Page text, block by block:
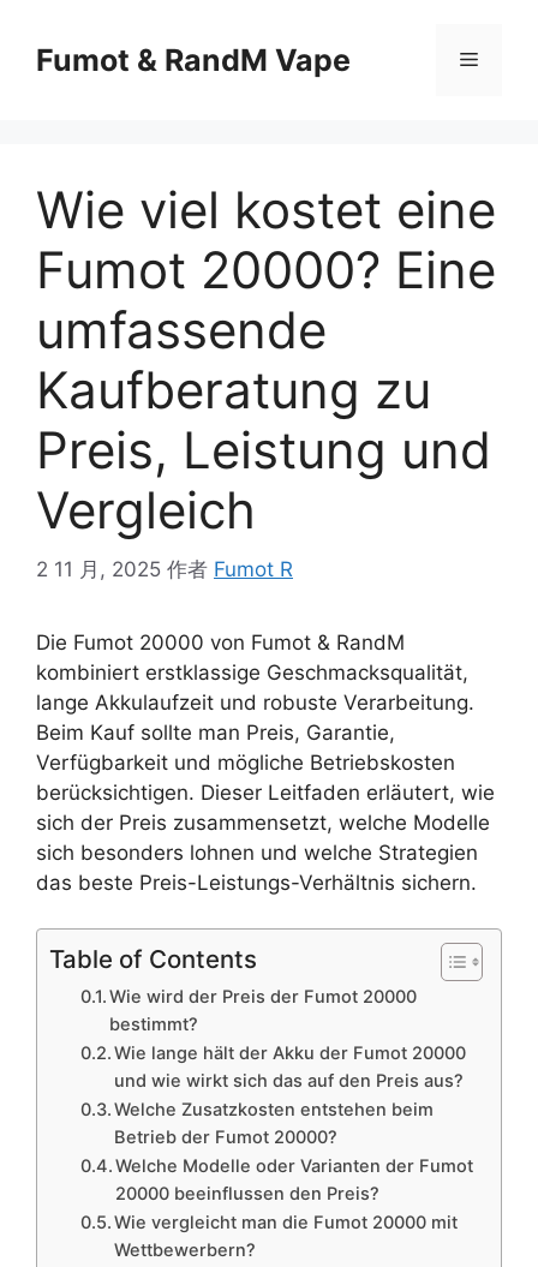
Fumot & RandM Vape
Wie viel kostet eine
Fumot 20000? Eine
umfassende
Kaufberatung zu
Preis, Leistung und
Vergleich
2 11 月, 2025 作者 Fumot R
Die Fumot 20000 von Fumot & RandM
kombiniert erstklassige Geschmacksqualität,
lange Akkulaufzeit und robuste Verarbeitung.
Beim Kauf sollte man Preis, Garantie,
Verfügbarkeit und mögliche Betriebskosten
berücksichtigen. Dieser Leitfaden erläutert, wie
sich der Preis zusammensetzt, welche Modelle
sich besonders lohnen und welche Strategien
das beste Preis-Leistungs-Verhältnis sichern.
Table of Contents
Wie wird der Preis der Fumot 20000
bestimmt?
Wie lange hält der Akku der Fumot 20000
und wie wirkt sich das auf den Preis aus?
Welche Zusatzkosten entstehen beim
Betrieb der Fumot 20000?
Welche Modelle oder Varianten der Fumot
20000 beeinflussen den Preis?
Wie vergleicht man die Fumot 20000 mit
Wettbewerbern?